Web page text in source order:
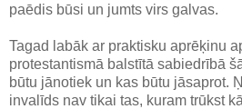
paēdis būsi un jumts virs galvas.
Tagad labāk ar praktisku aprēķinu
protestantismā balstītā sabiedrībā
būtu jānotiek un kas būtu jāsaprot.
invalīds nav tikai tas, kuram trūkst